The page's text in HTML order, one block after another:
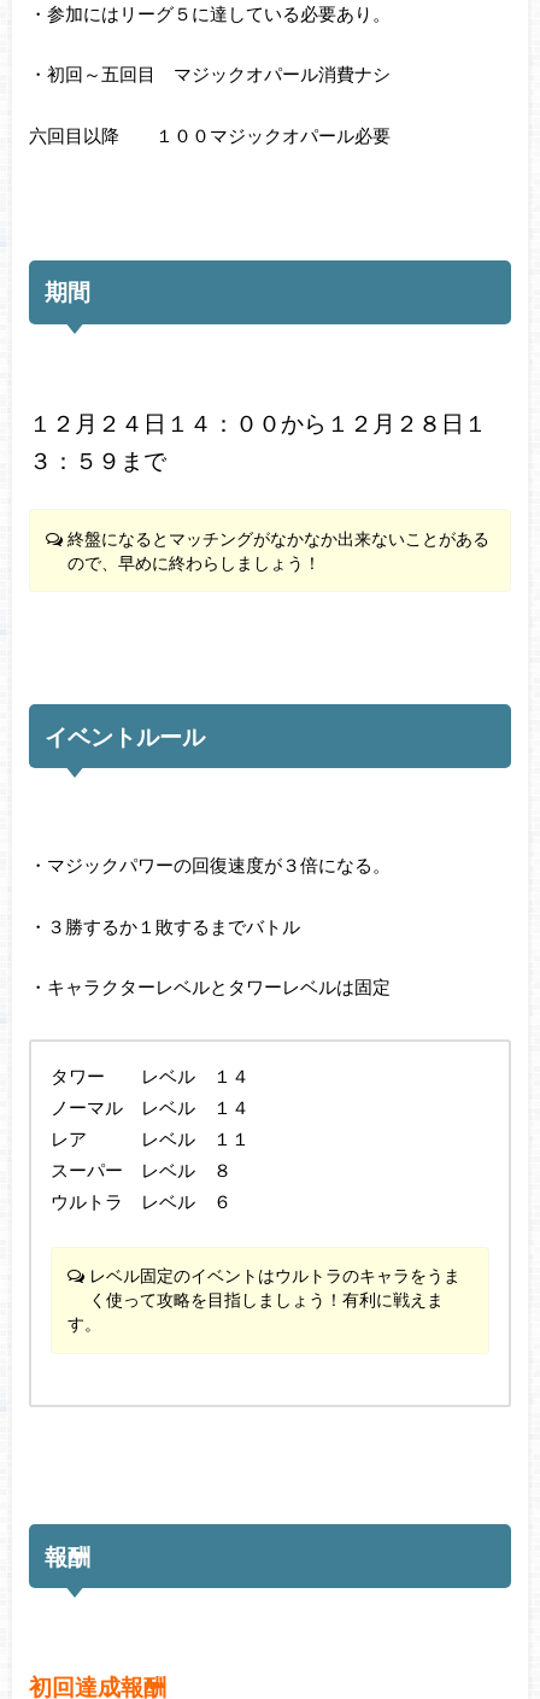
・参加にはリーグ５に達している必要あり。
・初回～五回目 マジックオパール消費ナシ
六回目以降 １００マジックオパール必要
期間
１２月２４日１４：００から１２月２８日１
３：５９まで
終盤になるとマッチングがなかなか出来ないことがある
ので、早めに終わらしましょう！
イベントルール
・マジックパワーの回復速度が３倍になる。
・３勝するか１敗するまでバトル
・キャラクターレベルとタワーレベルは固定
タワー レベル １４
ノーマル レベル １４
レア レベル １１
スーパー レベル ８
ウルトラ レベル ６
レベル固定のイベントはウルトラのキャラをうま
く使って攻略を目指しましょう！有利に戦えま
す。
報酬
初回達成報酬